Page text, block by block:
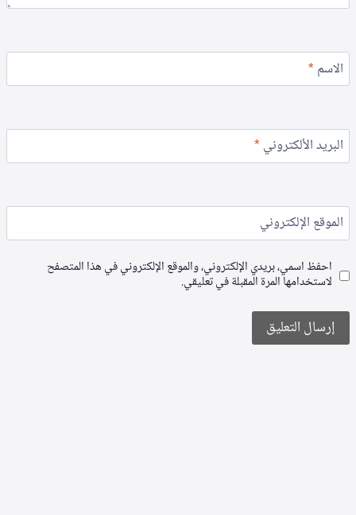
الاسم*
البريد الألكتروني*
الموقع الإلكتروني
احفظ اسمي، بريدي الإلكتروني، والموقع الإلكتروني في هذا المتصفح
لاستخدامها المرة المقبلة في تعليقي.